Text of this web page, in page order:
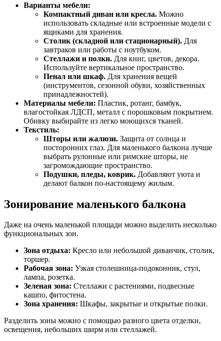
Варианты мебели:
Компактный диван или кресла. Можно
использовать складные или встроенные модели с
ящиками для хранения.
Столик (складной или стационарный). Для
завтраков или работы с ноутбуком.
Стеллажи и полки. Для книг, цветов, декора.
Используйте вертикальное пространство.
Пенал или шкаф. Для хранения вещей
(инструментов, сезонной обуви, хозяйственных
принадлежностей).
Материалы мебели: Пластик, ротанг, бамбук,
влагостойкая ЛДСП, металл с порошковым покрытием.
Обивку выбирайте из легко моющихся тканей.
Текстиль:
Шторы или жалюзи. Защита от солнца и
посторонних глаз. Для маленького балкона лучше
выбрать рулонные или римские шторы, не
загромождающие пространство.
Подушки, пледы, коврик. Добавляют уюта и
делают балкон по-настоящему жилым.
Зонирование маленького балкона
Даже на очень маленькой площади можно выделить несколько
функциональных зон.
Зона отдыха: Кресло или небольшой диванчик, столик,
торшер.
Рабочая зона: Узкая столешница-подоконник, стул,
лампа, розетка.
Зеленая зона: Стеллажи с растениями, подвесные
кашпо, фитостена.
Зона хранения: Шкафы, закрытые и открытые полки.
Разделить зоны можно с помощью разного цвета отделки,
освещения, небольших ширм или стеллажей.